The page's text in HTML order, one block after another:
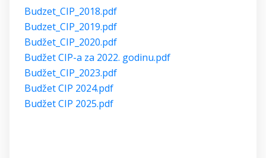
Budzet_CIP_2018.pdf
Budzet_CIP_2019.pdf
Budžet_CIP_2020.pdf
Budžet CIP-a za 2022. godinu.pdf
Budžet_CIP_2023.pdf
Budžet CIP 2024.pdf
Budžet CIP 2025.pdf